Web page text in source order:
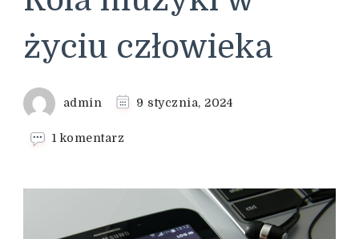
życiu człowieka
admin 9 stycznia, 2024
1 komentarz
w
człowieka